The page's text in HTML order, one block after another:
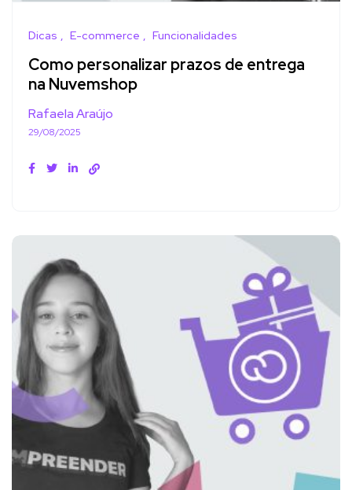
Dicas E-commerce Funcionalidades
Como personalizar prazos de entrega
na Nuvemshop
Rafaela Araújo
29/08/2025